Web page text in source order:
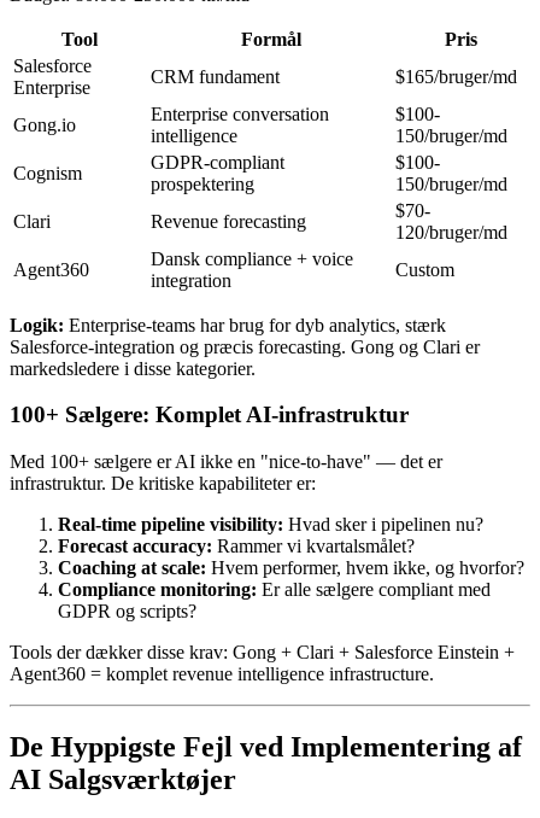
Tool Formål
Pris
Salesforce
Enterprise
CRM fundament $165/bruger/md
Gong.io
Enterprise conversation
intelligence
$100-
150/bruger/md
Cognism
GDPR-compliant
prospektering
$100-
150/bruger/md
Clari
Revenue forecasting
$70-
120/bruger/md
Agent360
Dansk compliance + voice
integration
Custom
Logik: Enterprise-teams har brug for dyb analytics, stærk
Salesforce-integration og præcis forecasting. Gong og Clari er
markedsledere i disse kategorier.
100+ Sælgere: Komplet AI-infrastruktur
Med 100+ sælgere er AI ikke en "nice-to-have" — det er
infrastruktur. De kritiske kapabiliteter er:
Real-time pipeline visibility: Hvad sker i pipelinen nu?
Forecast accuracy: Rammer vi kvartalsmålet?
Coaching at scale: Hvem performer, hvem ikke, og hvorfor?
Compliance monitoring: Er alle sælgere compliant med
GDPR og scripts?
Tools der dækker disse krav: Gong + Clari + Salesforce Einstein +
Agent360 = komplet revenue intelligence infrastructure.
De Hyppigste Fejl ved Implementering af
AI Salgsværktøjer